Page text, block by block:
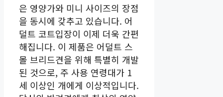
은 영양가와 미니 사이즈의 장점
을 동시에 갖추고 있습니다. 어
덜트 코트입장이 이제 더욱 간편
해집니다. 이 제품은 어덜트 스
몰 브리드견을 위해 특별히 개발
된 것으로, 주 사용 연령대가 1
세 이상인 개에게 이상적입니다.